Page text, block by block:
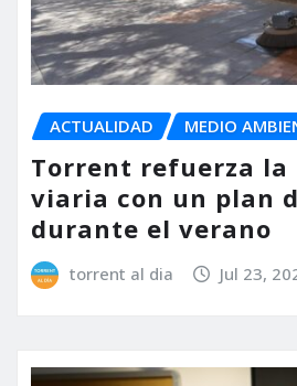
ACTUALIDAD MEDIO
Torrent refuerza la
viaria con un plan
durante el verano
torrent al dia Jul 23,